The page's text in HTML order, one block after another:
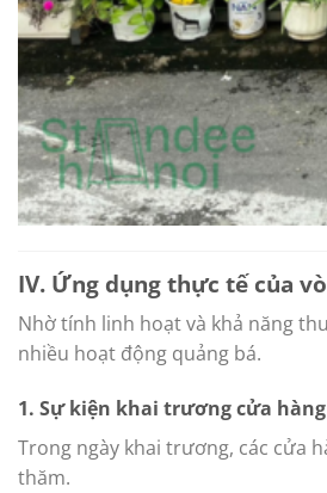
IV. Ứng dụng thực tế của
Nhờ tính linh hoạt và khả năng
nhiều hoạt động quảng bá.
1. Sự kiện khai trương cửa hàng
Trong ngày khai trương, các cửa
thăm.